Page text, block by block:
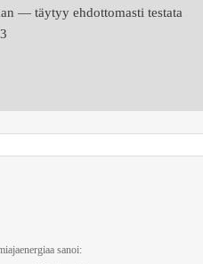
— täytyy ehdottomasti testata
sanoi: